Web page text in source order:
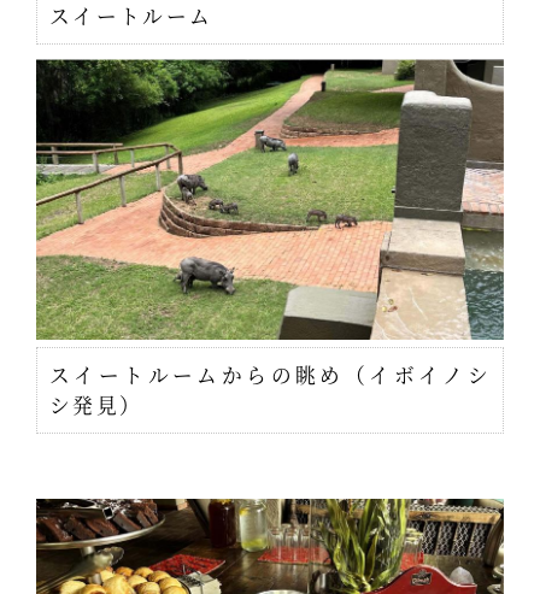
スイートルーム
スイートルームからの眺め（イボイノシ
シ発見）